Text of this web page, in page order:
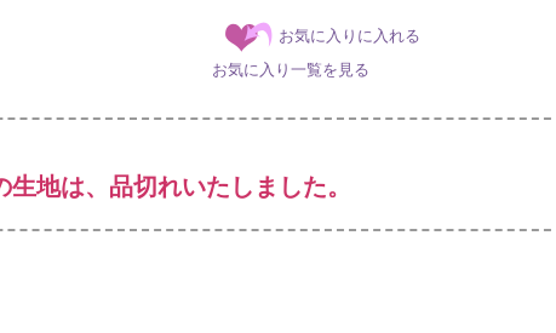
お気に入りに入れる
お気に入り一覧を見る
生地は、品切れいたしました。